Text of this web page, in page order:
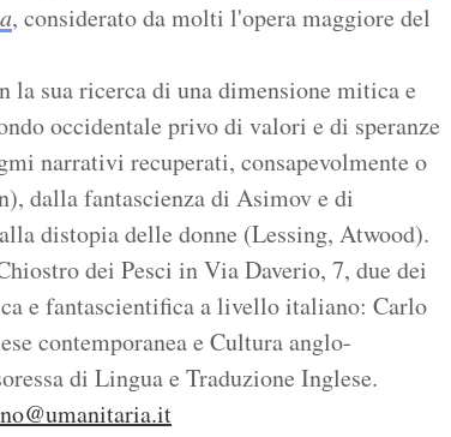
, considerato da molti l'opera maggiore del
la sua ricerca di una dimensione mitica e
occidentale privo di valori e di speranze
narrativi recuperati, consapevolmente o
dalla fantascienza di Asimov e di
distopia delle donne (Lessing, Atwood).
dei Pesci in Via Daverio, 7, due dei
e fantascientifica a livello italiano: Carlo
contemporanea e Cultura anglo-
di Lingua e Traduzione Inglese.